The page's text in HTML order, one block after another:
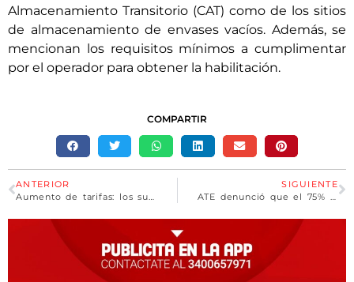
Almacenamiento Transitorio (CAT) como de los sitios
de almacenamiento de envases vacíos. Además, se
mencionan los requisitos mínimos a cumplimentar
por el operador para obtener la habilitación.
COMPARTIR
ANTERIOR
SIGUIENTE